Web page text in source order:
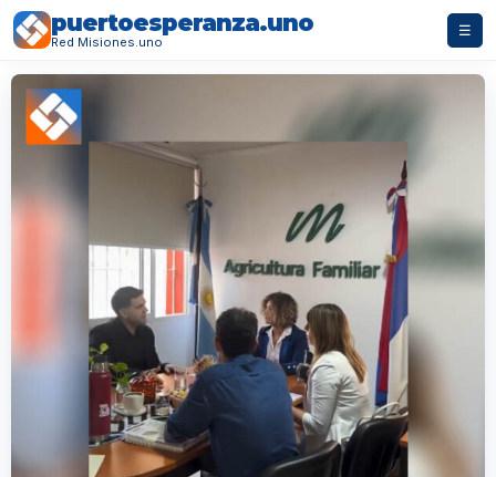
puertoesperanza.uno
Red Misiones.uno
☰